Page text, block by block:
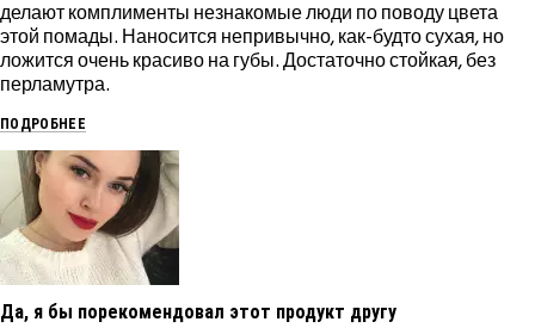
делают комплименты незнакомые люди по поводу цвета
этой помады. Наносится непривычно, как-будто сухая, но
ложится очень красиво на губы. Достаточно стойкая, без
перламутра.
ПОДРОБНЕЕ
Да, я бы порекомендовал этот продукт другу